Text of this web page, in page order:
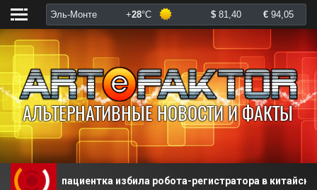
пациентка избила робота-регистратора в китайской больнице